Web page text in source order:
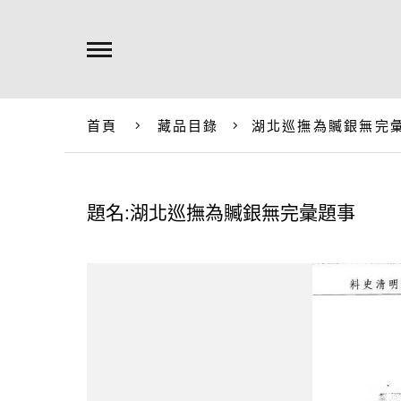
首頁 藏品目錄 湖北巡撫為贓銀無完
題名:湖北巡撫為贓銀無完彙題事